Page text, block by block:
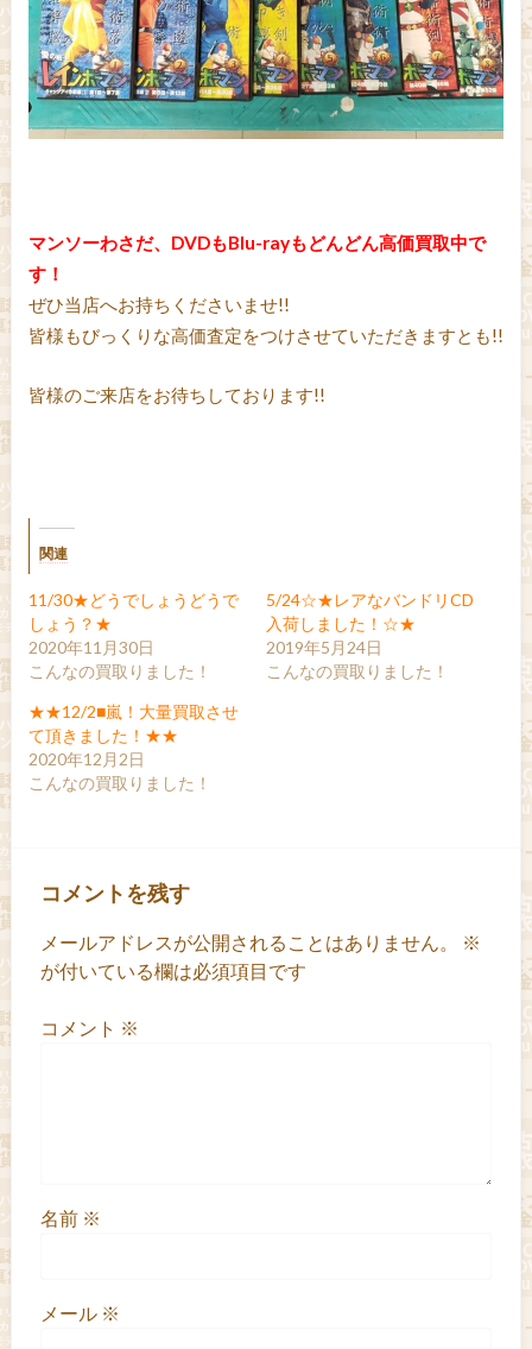
マンソーわさだ、DVDもBlu-rayもどんどん高価買取中で
す！
ぜひ当店へお持ちくださいませ!!
皆様もびっくりな高価査定をつけさせていただきますとも!!
皆様のご来店をお待ちしております!!
関連
11/30★どうでしょうどうで
しょう？★
2020年11月30日
こんなの買取りました！
5/24☆★レアなバンドリCD
入荷しました！☆★
2019年5月24日
こんなの買取りました！
★★12/2■嵐！大量買取させ
て頂きました！★★
2020年12月2日
こんなの買取りました！
コメントを残す
メールアドレスが公開されることはありません。
※
が付いている欄は必須項目です
コメント ※
名前 ※
メール ※